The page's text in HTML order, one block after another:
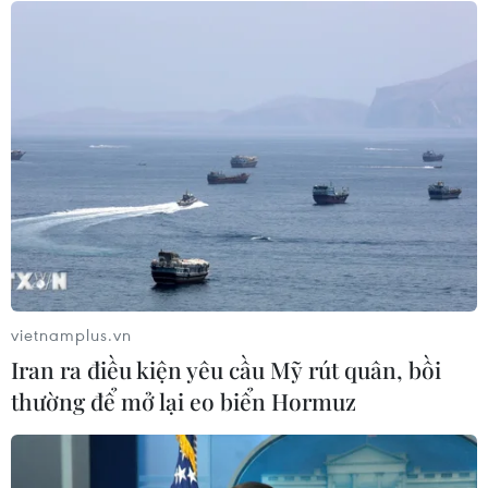
thời trang quốc tế
The Face Vietnam 2026 khởi động
“đường đua” mới với những cá tính
ấn tượng
08/06/2026 05:39
Các nhà tạo mẫu trẻ Việt Nam theo
đuổi dòng chảy bền vững cùng di
vietnamplus.vn
Iran ra điều kiện yêu cầu Mỹ rút quân, bồi
thường để mở lại eo biển Hormuz